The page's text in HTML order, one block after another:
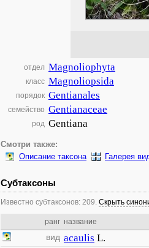
отдел Magnoliophyta
класс Magnoliopsida
порядок Gentianales
семейство Gentianaceae
род Gentiana
Смотри также:
Описание таксона
Галерея
Субтаксоны
Известно субтаксонов: 209. Скрыть
ранг название
вид acaulis L.